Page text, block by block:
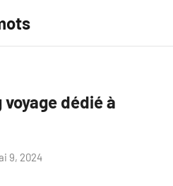
voyage dédié à
9, 2024